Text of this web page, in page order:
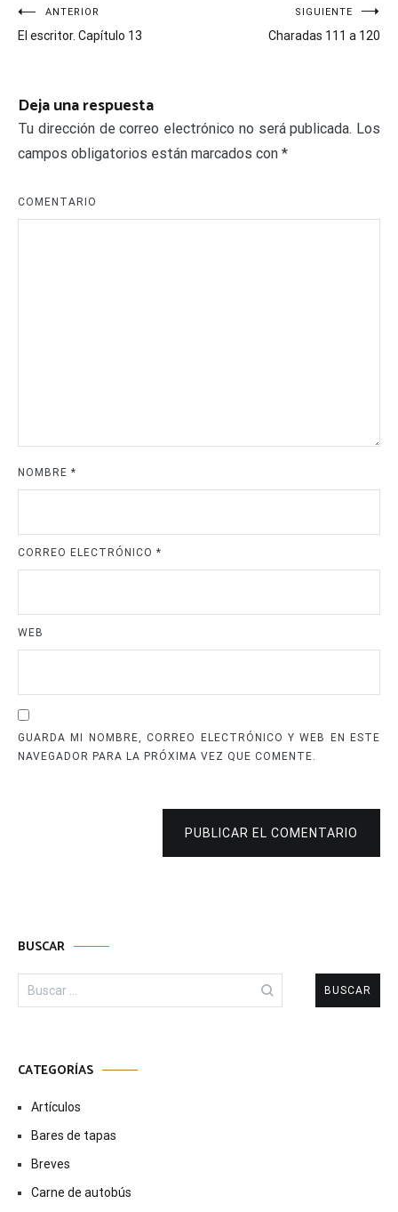
Navegación
de
ANTERIOR
El escritor. Capítulo 13
SIGUIENTE
Charadas 111 a 120
Deja una respuesta
Tu dirección de correo electrónico no será publicada. Los
campos obligatorios están marcados con *
COMENTARIO
NOMBRE *
CORREO ELECTRÓNICO *
WEB
GUARDA MI NOMBRE, CORREO ELECTRÓNICO Y WEB EN ESTE
NAVEGADOR PARA LA PRÓXIMA VEZ QUE COMENTE.
PUBLICAR EL COMENTARIO
BUSCAR
Buscar:
CATEGORÍAS
Artículos
Bares de tapas
Breves
Carne de autobús